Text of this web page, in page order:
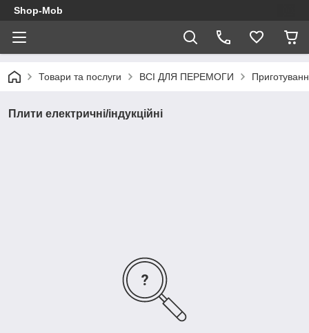
Shop-Mob
Товари та послуги ВСІ ДЛЯ ПЕРЕМОГИ
Плити електричні/індукційні